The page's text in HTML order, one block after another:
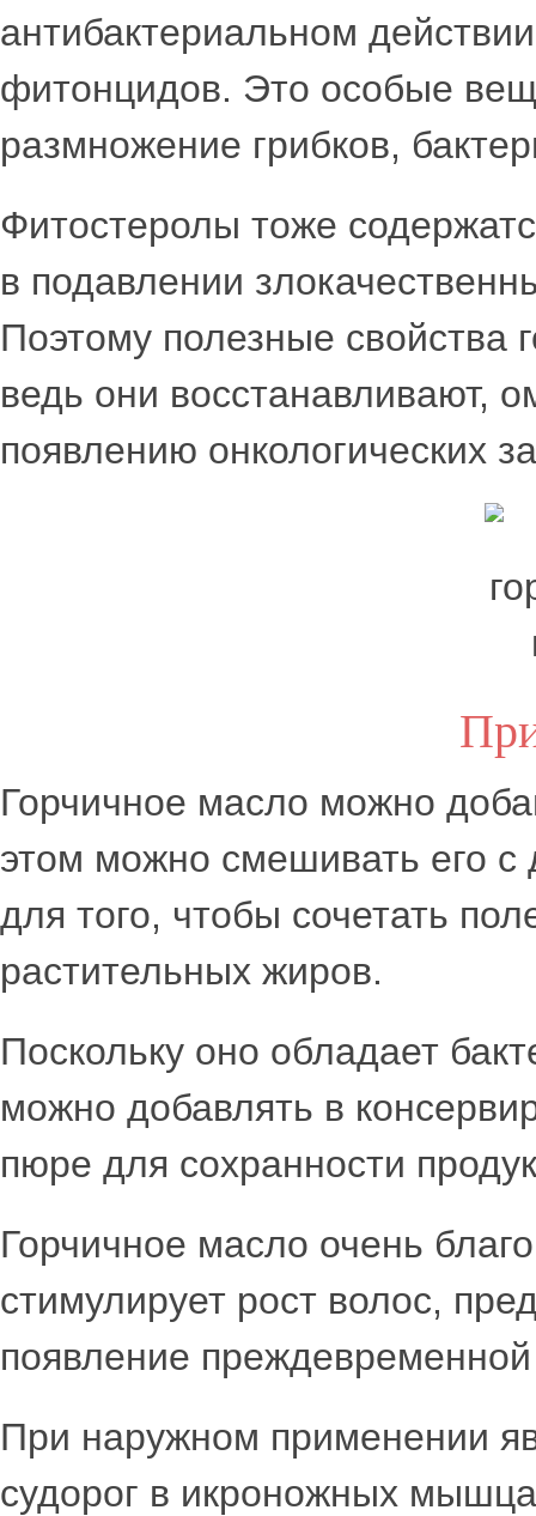
антибактериальном
фитонцидов. Это особые
размножение грибков,
Фитостеролы тоже
в подавлении
Поэтому полезные свойства
ведь они восстанавливают,
появлению онкологических
Горчичное масло можно
этом можно смешивать его с
для того, чтобы сочетать
растительных жиров.
Поскольку оно обладает
можно добавлять в
пюре для сохранности
Горчичное масло очень
стимулирует рост волос,
появление
При наружном применении
судорог в икроножных